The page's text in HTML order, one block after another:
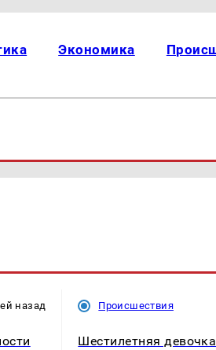
Экономика
назад Происшествия
Шестилетняя